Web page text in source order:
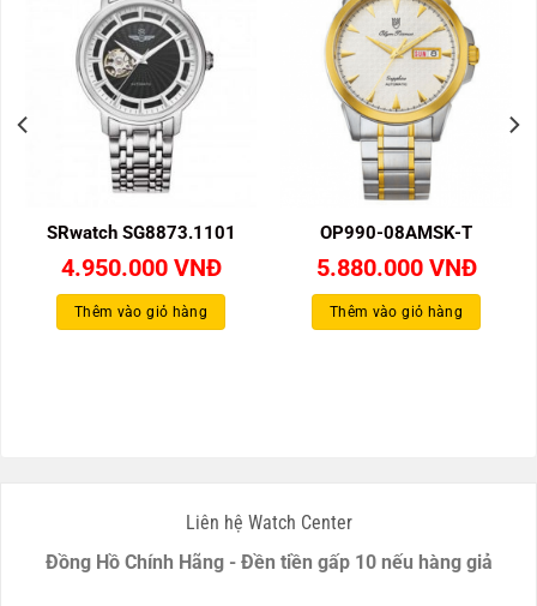
SRwatch SG8873.1101
4.950.000 VNĐ
Thêm vào giỏ hàng
OP990-08AMSK-T
5.880.000 VNĐ
Thêm vào giỏ hàng
Liên hệ Watch Center
Đồng Hồ Chính Hãng - Đền tiền gấp 10 nếu hàng giả